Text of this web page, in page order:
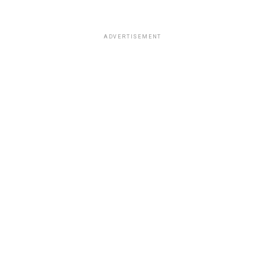
ADVERTISEMENT